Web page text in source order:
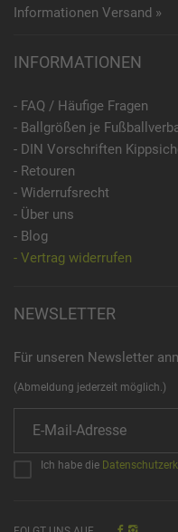
Informationen Versand »
INFORMATIONEN
- FAQ / Häufige Fragen
- Ballgrößen je
- DIN Vorschriften
- Retouren
- Widerrufsrecht
- Über uns
- Blog
- Vertrag widerrufen
NEWSLETTER
Für unseren Newsletter
(Abmeldung jederzeit möglich.)
Ich habe die